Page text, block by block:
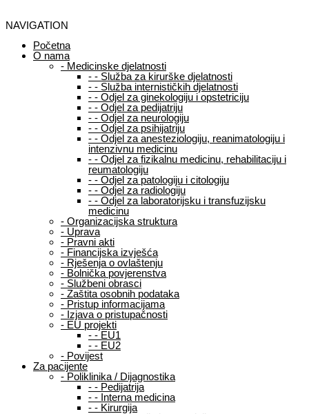
NAVIGATION
Početna
O nama
- Medicinske djelatnosti
- - Služba za kirurške djelatnosti
- - Služba internističkih djelatnosti
- - Odjel za ginekologiju i opstetriciju
- - Odjel za pedijatriju
- - Odjel za neurologiju
- - Odjel za psihijatriju
- - Odjel za anesteziologiju, reanimatologiju i
intenzivnu medicinu
- - Odjel za fizikalnu medicinu, rehabilitaciju i
reumatologiju
- - Odjel za patologiju i citologiju
- - Odjel za radiologiju
- - Odjel za laboratorijsku i transfuzijsku
medicinu
- Organizacijska struktura
- Uprava
- Pravni akti
- Financijska izvješća
- Rješenja o ovlaštenju
- Bolnička povjerenstva
- Službeni obrasci
- Zaštita osobnih podataka
- Pristup informacijama
- Izjava o pristupačnosti
- EU projekti
- - EU1
- - EU2
- Povijest
Za pacijente
- Poliklinika / Dijagnostika
- - Pedijatrija
- - Interna medicina
- - Kirurgija